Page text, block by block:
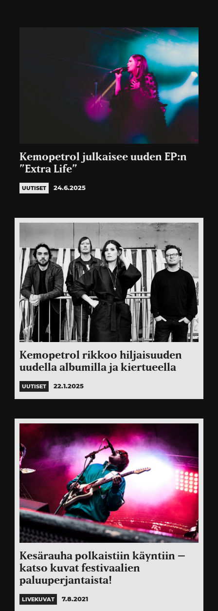
Kemopetrol julkaisee uuden EP:n
”Extra Life”
UUTISET 24.6.2025
Kemopetrol rikkoo hiljaisuuden
uudella albumilla ja kiertueella
UUTISET 22.1.2025
Kesärauha polkaistiin käyntiin –
katso kuvat festivaalien
paluuperjantaista!
LIVEKUVAT 7.8.2021